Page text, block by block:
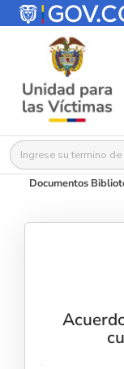
Buscar:
Documentos